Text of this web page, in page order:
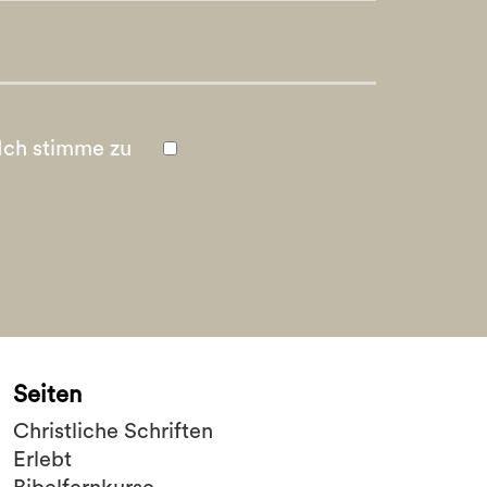
Ich stimme zu
Seiten
Christliche Schriften
Erlebt